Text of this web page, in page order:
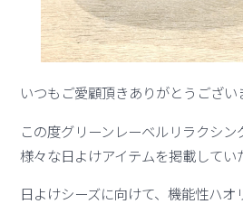
いつもご愛顧頂きありがとうござい
この度グリーンレーベルリラクシン
様々な日よけアイテムを掲載してい
日よけシーズに向けて、機能性ハ